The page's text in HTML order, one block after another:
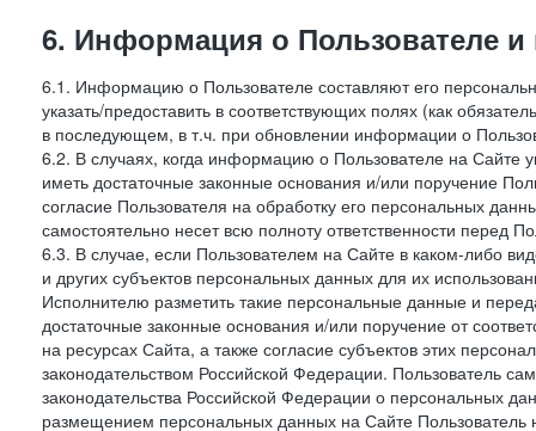
6. Информация о Пользователе
6.1. Информацию о Пользователе составляют его
указать/предоставить в соответствующих полях (как
в последующем, в т.ч. при обновлении информации о
6.2. В случаях, когда информацию о Пользователе на Сайте
иметь достаточные законные основания и/или поручение
согласие Пользователя на обработку его персональных
самостоятельно несет всю полноту ответственности перед
6.3. В случае, если Пользователем на Сайте в каком-либо
и других субъектов персональных данных для их
Исполнителю разметить такие персональные данные и
достаточные законные основания и/или поручение от
на ресурсах Сайта, а также согласие субъектов этих
законодательством Российской Федерации. Пользователь
законодательства Российской Федерации о персональных
размещением персональных данных на Сайте Пользователь